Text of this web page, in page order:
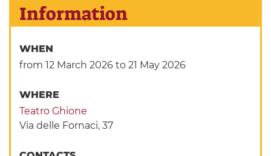
Information
WHEN
from 12 March 2026 to 21 May 2026
WHERE
Teatro Ghione
Via delle Fornaci, 37